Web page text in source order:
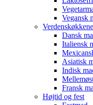
Vegansk
Dansk
Italiensk
Asiatisk
Indisk
Fransk
Højtid og fest